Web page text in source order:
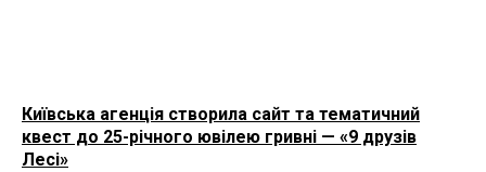
Київська агенція створила сайт та тематичний
квест до 25-річного ювілею гривні — «9 друзів
Лесі»